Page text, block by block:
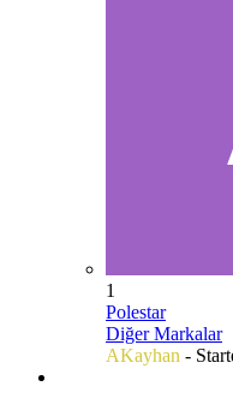
1
Polestar
Diğer Markalar
AKayhan -